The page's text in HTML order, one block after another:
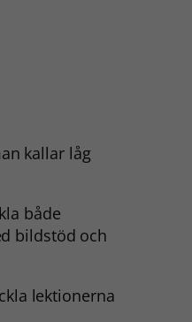
kallar låg
både
bildstöd och
lektionerna